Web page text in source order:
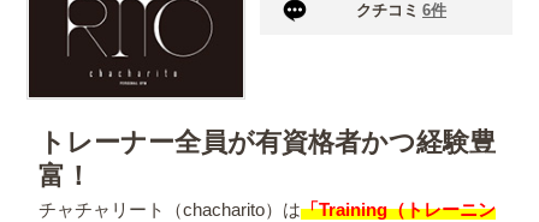
クチコミ 6件
トレーナー全員が有資格者かつ経験豊
富！
チャチャリート（chacharito）は「Training（トレーニン